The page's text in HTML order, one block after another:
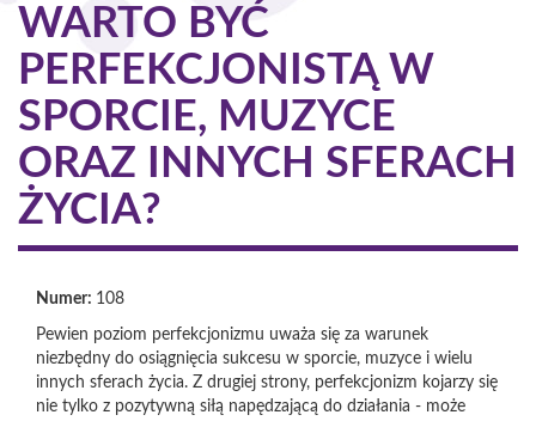
WARTO BYĆ
PERFEKCJONISTĄ W
SPORCIE, MUZYCE
ORAZ INNYCH SFERACH
ŻYCIA?
Numer: 108
Pewien poziom perfekcjonizmu uważa się za warunek
niezbędny do osiągnięcia sukcesu w sporcie, muzyce i wielu
innych sferach życia. Z drugiej strony, perfekcjonizm kojarzy się
nie tylko z pozytywną siłą napędzającą do działania - może